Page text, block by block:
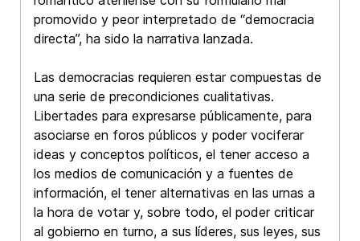
promovido y peor interpretado de “democracia
directa”, ha sido la narrativa lanzada.
Las democracias requieren estar compuestas de
una serie de precondiciones cualitativas.
Libertades para expresarse públicamente, para
asociarse en foros públicos y poder vociferar
ideas y conceptos políticos, el tener acceso a
los medios de comunicación y a fuentes de
información, el tener alternativas en las urnas a
la hora de votar y, sobre todo, el poder criticar
al gobierno en turno, a sus líderes, sus leyes, sus